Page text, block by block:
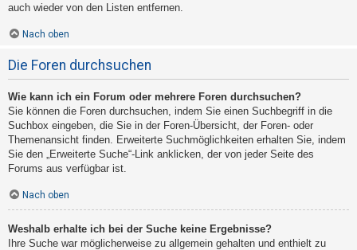
auch wieder von den Listen entfernen.
Nach oben
Die Foren durchsuchen
Wie kann ich ein Forum oder mehrere Foren durchsuchen?
Sie können die Foren durchsuchen, indem Sie einen Suchbegriff in die
Suchbox eingeben, die Sie in der Foren-Übersicht, der Foren- oder
Themenansicht finden. Erweiterte Suchmöglichkeiten erhalten Sie, indem
Sie den „Erweiterte Suche“-Link anklicken, der von jeder Seite des
Forums aus verfügbar ist.
Nach oben
Weshalb erhalte ich bei der Suche keine Ergebnisse?
Ihre Suche war möglicherweise zu allgemein gehalten und enthielt zu